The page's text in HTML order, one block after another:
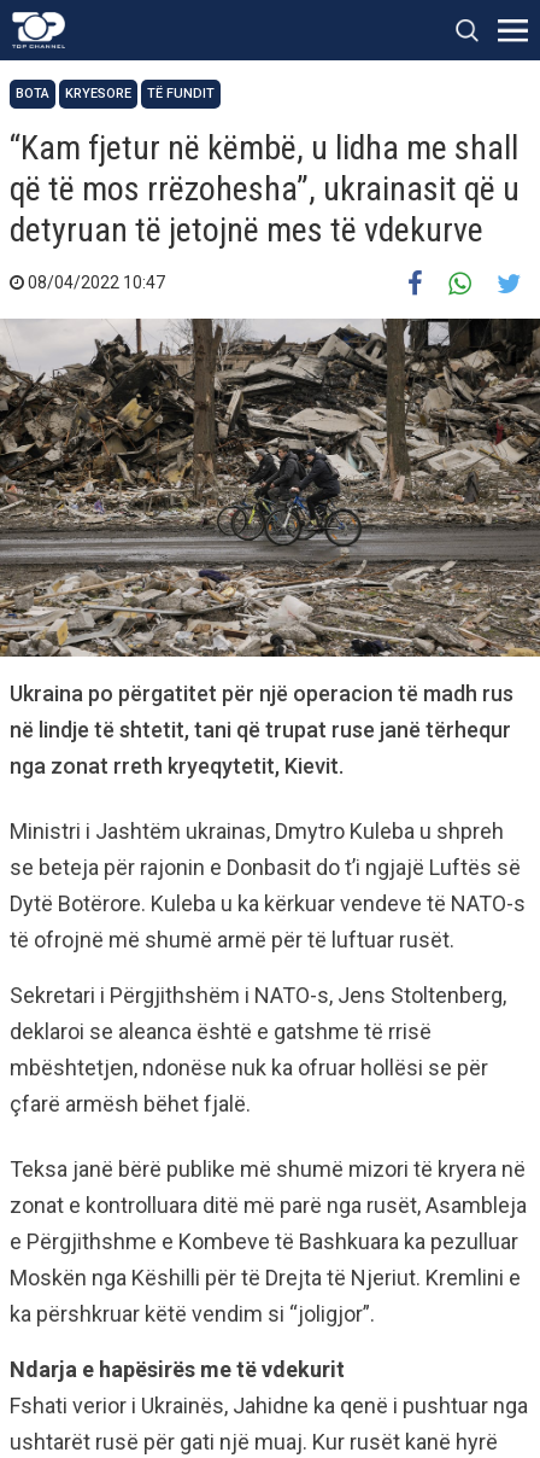
BOTA KRYESORE TË FUNDIT
“Kam fjetur në këmbë, u lidha me shall
që të mos rrëzohesha”, ukrainasit që u
detyruan të jetojnë mes të vdekurve
08/04/2022 10:47
Ukraina po përgatitet për një operacion të madh rus
në lindje të shtetit, tani që trupat ruse janë tërhequr
nga zonat rreth kryeqytetit, Kievit.
Ministri i Jashtëm ukrainas, Dmytro Kuleba u shpreh
se beteja për rajonin e Donbasit do t’i ngjajë Luftës së
Dytë Botërore. Kuleba u ka kërkuar vendeve të NATO-s
të ofrojnë më shumë armë për të luftuar rusët.
Sekretari i Përgjithshëm i NATO-s, Jens Stoltenberg,
deklaroi se aleanca është e gatshme të rrisë
mbështetjen, ndonëse nuk ka ofruar hollësi se për
çfarë armësh bëhet fjalë.
Teksa janë bërë publike më shumë mizori të kryera në
zonat e kontrolluara ditë më parë nga rusët, Asambleja
e Përgjithshme e Kombeve të Bashkuara ka pezulluar
Moskën nga Këshilli për të Drejta të Njeriut. Kremlini e
ka përshkruar këtë vendim si “joligjor”.
Ndarja e hapësirës me të vdekurit
Fshati verior i Ukrainës, Jahidne ka qenë i pushtuar nga
ushtarët rusë për gati një muaj. Kur rusët kanë hyrë